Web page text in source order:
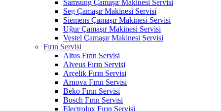
Samsung Çamaşır Makinesi Servisi
Seg Çamaşır Makinesi Servisi
Siemens Çamaşır Makinesi Servisi
Uğur Çamaşır Makinesi Servisi
Vestel Çamaşır Makinesi Servisi
Fırın Servisi
Altus Fırın Servisi
Alveus Fırın Servisi
Arçelik Fırın Servisi
Arnova Fırın Servisi
Beko Fırın Servisi
Bosch Fırın Servisi
Electrolux Fırın Servisi